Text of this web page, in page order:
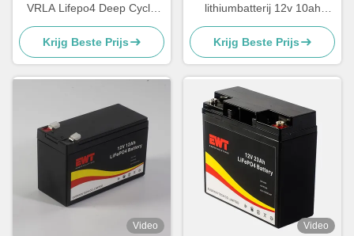
VRLA Lifepo4 Deep Cycle
Lithium Iron Phosphate accu
Krijg Beste Prijs
lithiumbatterij 12v 10ah
Lithium Iron Phosphate
batterijpakket voor
elektrische fiets
Krijg Beste Prijs
Video Video